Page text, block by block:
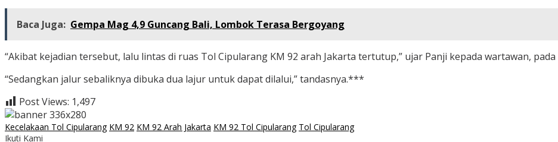
Baca Juga: Gempa Mag 4,9 Guncang Bali, Lombok Terasa Bergoyang
“Akibat kejadian tersebut, lalu lintas di ruas Tol Cipularang KM 92 arah Jakarta tertutup,” ujar Panji kepada wartawan, pada
“Sedangkan jalur sebaliknya dibuka dua lajur untuk dapat dilalui,” tandasnya.***
Post Views: 1,497
Kecelakaan Tol Cipularang KM 92 KM 92 Arah Jakarta KM 92 Tol Cipularang Tol Cipularang
Ikuti Kami